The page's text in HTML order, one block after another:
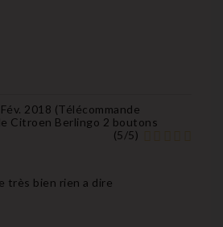
2018 (Télécommande
Citroen Berlingo 2 boutons
(5/5)
très bien rien a dire